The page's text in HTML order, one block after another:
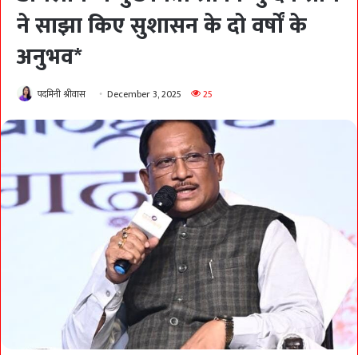
ने साझा किए सुशासन के दो वर्षों के
अनुभव*
पदमिनी श्रीवास December 3, 2025 25